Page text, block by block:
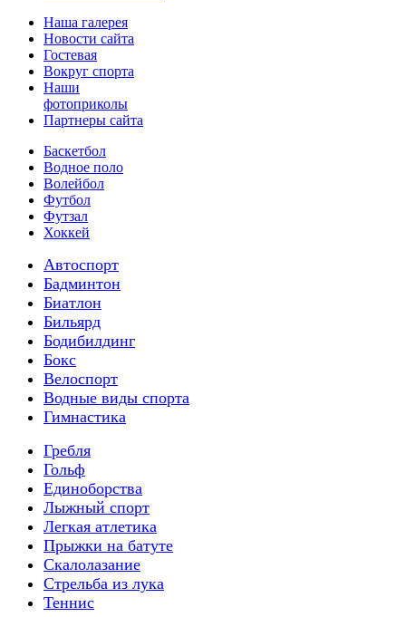
Наша галерея
Новости сайта
Гостевая
Вокруг спорта
Наши
фотоприколы
Партнеры сайта
Баскетбол
Водное поло
Волейбол
Футбол
Футзал
Хоккей
Автоспорт
Бадминтон
Биатлон
Бильярд
Бодибилдинг
Бокс
Велоспорт
Водные виды спорта
Гимнастика
Гребля
Гольф
Единоборства
Лыжный спорт
Легкая атлетика
Прыжки на батуте
Скалолазание
Стрельба из лука
Теннис